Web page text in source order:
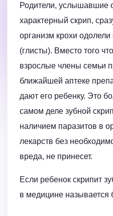
Родители, услышавшие
характерный скрип,
организм крохи
(глисты). Вместо того
взрослые члены семьи
ближайшей аптеке
дают его ребенку. Это
самом деле зубной
наличием паразитов в
лекарств без
вреда, не принесет.
Если ребенок скрипит
в медицине называется